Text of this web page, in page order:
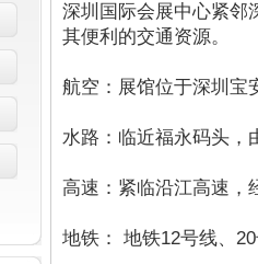
深圳国际会展中心紧邻
其便利的交通资源。
航空：展馆位于深圳宝
水路：临近福永码头，
高速：紧临沿江高速，
地铁： 地铁12号线、